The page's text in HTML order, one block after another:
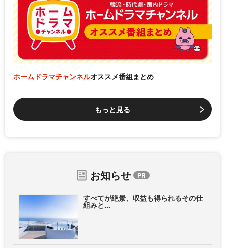
ホームドラマチャンネルオススメ番組まとめ
もっと見る
お知らせ
すべてが絶景、収益も得られるその仕
組みと...